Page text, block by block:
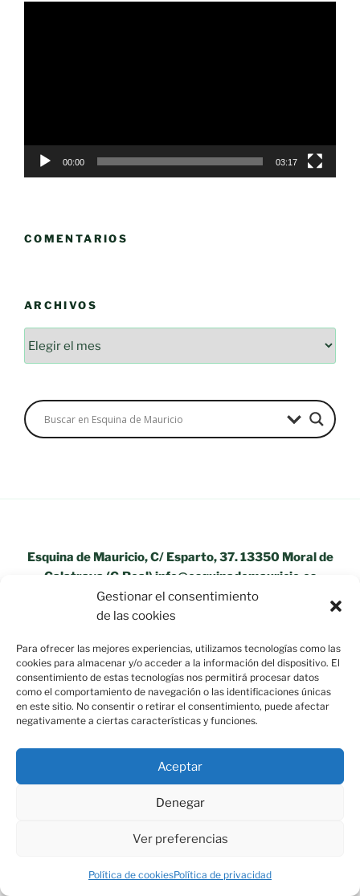
Gestionar el consentimiento
de las cookies
Para ofrecer las mejores experiencias, utilizamos tecnologías como las
cookies para almacenar y/o acceder a la información del dispositivo. El
consentimiento de estas tecnologías nos permitirá procesar datos
como el comportamiento de navegación o las identificaciones únicas
en este sitio. No consentir o retirar el consentimiento, puede afectar
negativamente a ciertas características y funciones.
Aceptar
Denegar
Ver preferencias
Política de cookiesPolítica de privacidad
00:00 03:17
COMENTARIOS
ARCHIVOS
Esquina de Mauricio, C/ Esparto, 37. 13350 Moral de
Calatrava (C.Real) info@esquinademauricio.es
«Aviso Legal»